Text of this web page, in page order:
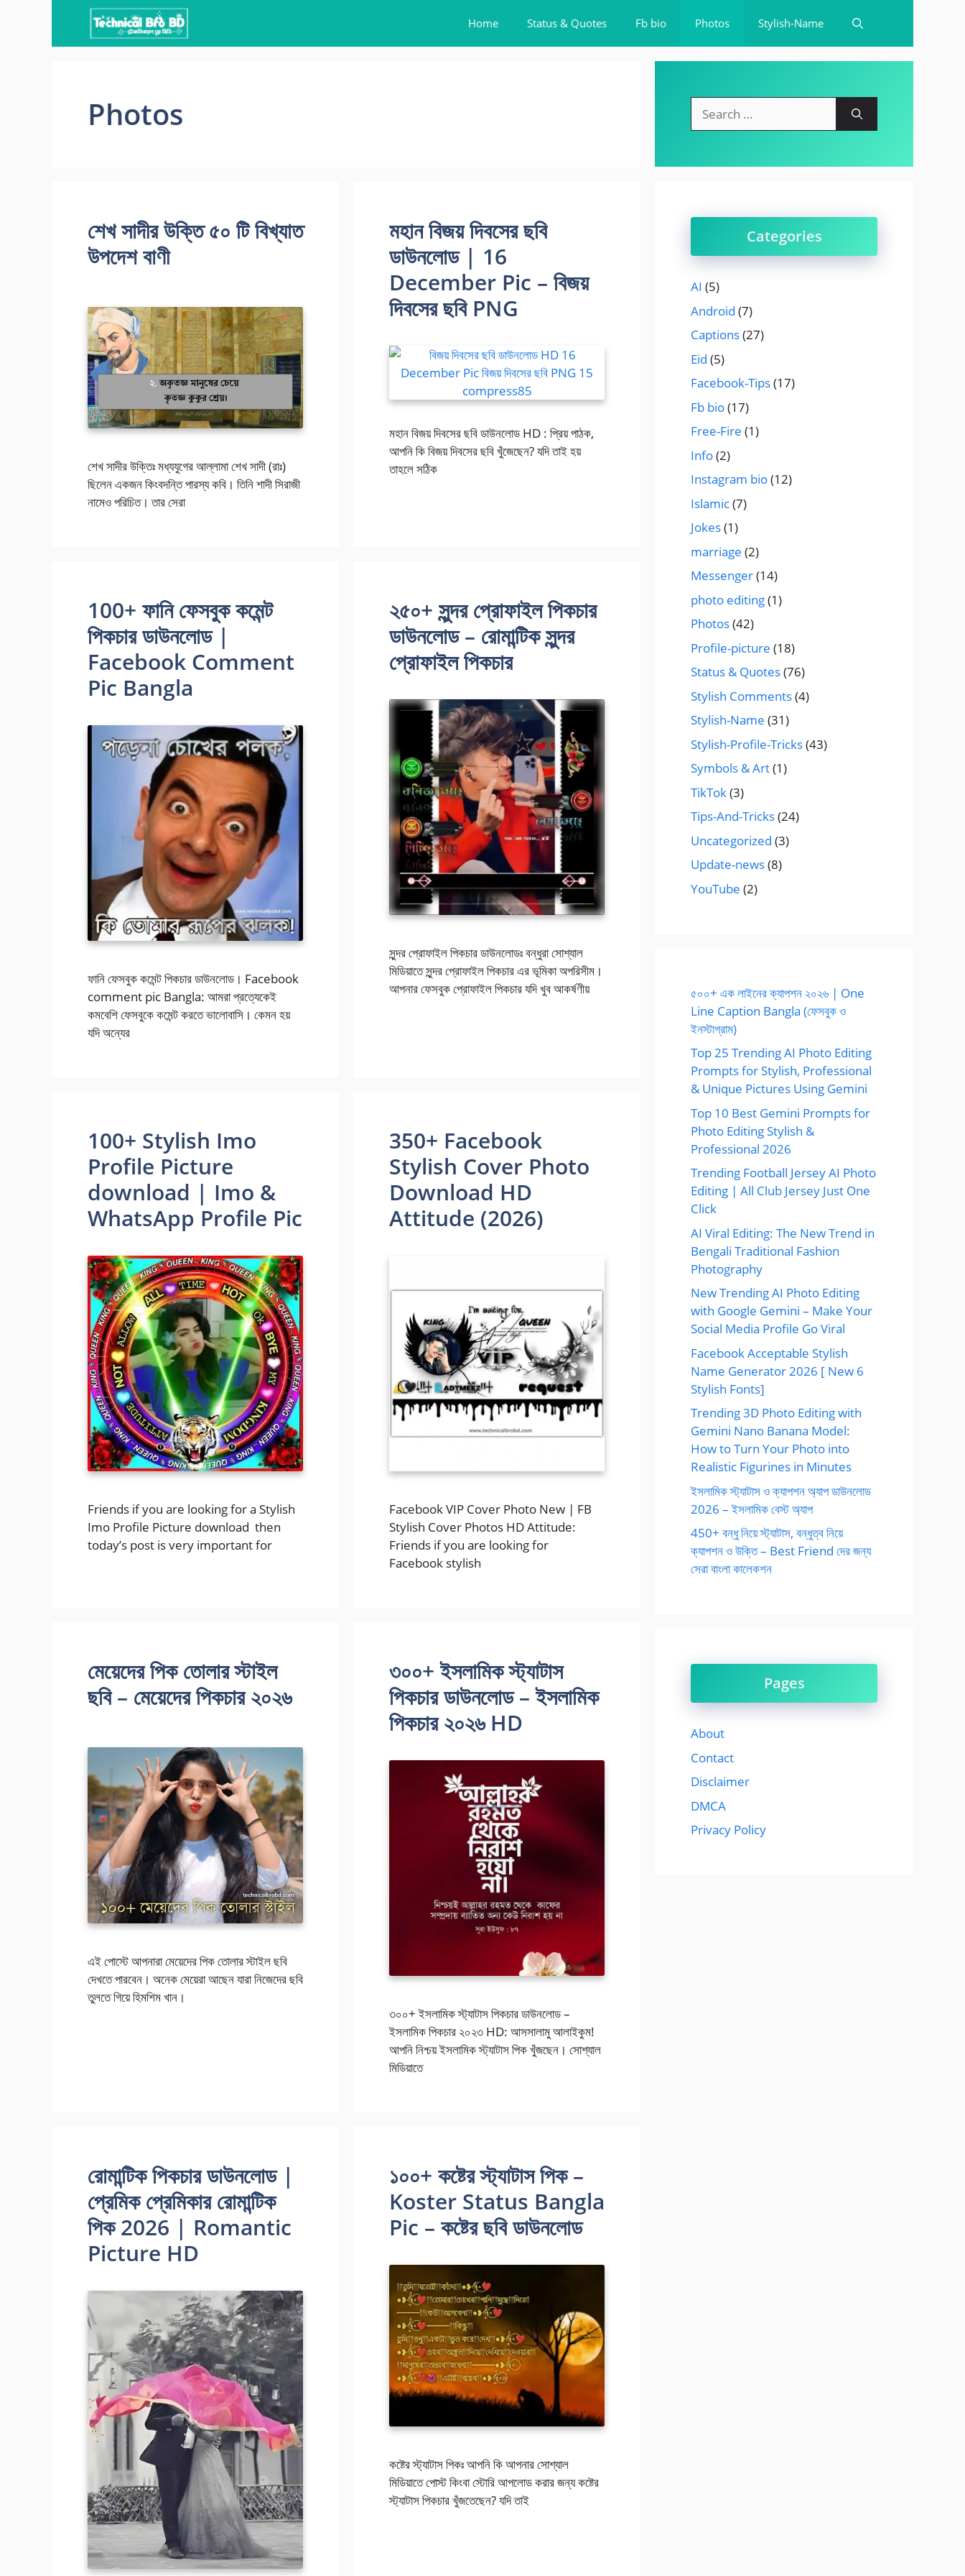
Home Status & Quotes Fb bio Photos Stylish-Name
Photos
শেখ সাদীর উক্তি ৫০ টি বিখ্যাত
উপদেশ বাণী
শেখ সাদীর উক্তিঃ মধ্যযুগের আল্লামা শেখ সাদী (রাঃ)
ছিলেন একজন কিংবদন্তি পারস্য কবি। তিনি শাদী সিরাজী
নামেও পরিচিত। তার সেরা
মহান বিজয় দিবসের ছবি
ডাউনলোড | 16
December Pic – বিজয়
দিবসের ছবি PNG
মহান বিজয় দিবসের ছবি ডাউনলোড HD : প্রিয় পাঠক,
আপনি কি বিজয় দিবসের ছবি খুঁজেছেন? যদি তাই হয়
তাহলে সঠিক
100+ ফানি ফেসবুক কমেন্ট
পিকচার ডাউনলোড |
Facebook Comment
Pic Bangla
ফানি ফেসবুক কমেন্ট পিকচার ডাউনলোড।‌‌ Facebook
comment pic Bangla: আমরা প্রত্যেকেই
কমবেশি ফেসবুকে কমেন্ট করতে ভালোবাসি। কেমন হয়
যদি অন্যের
২৫০+ সুন্দর প্রোফাইল পিকচার
ডাউনলোড – রোমান্টিক সুন্দর
প্রোফাইল পিকচার
সুন্দর প্রোফাইল পিকচার ডাউনলোডঃ বন্ধুরা সোশ্যাল
মিডিয়াতে সুন্দর প্রোফাইল পিকচার এর ভূমিকা অপরিসীম।
আপনার ফেসবুক প্রোফাইল পিকচার যদি খুব আকর্ষণীয়
100+ Stylish Imo
Profile Picture
download | Imo &
WhatsApp Profile Pic
Friends if you are looking for a Stylish
Imo Profile Picture download ‍ then
today’s post is very important for
350+ Facebook
Stylish Cover Photo
Download HD
Attitude (2026)
Facebook VIP Cover Photo New | FB
Stylish Cover Photos HD Attitude:
Friends if you are looking for
Facebook stylish
মেয়েদের পিক তোলার স্টাইল
ছবি – মেয়েদের পিকচার ২০২৬
এই পোস্টে আপনারা মেয়েদের পিক তোলার স্টাইল ছবি
দেখতে পারবেন। অনেক মেয়েরা আছেন যারা নিজেদের ছবি
তুলতে গিয়ে হিমশিম খান।
৩০০+ ইসলামিক স্ট্যাটাস
পিকচার ডাউনলোড – ইসলামিক
পিকচার ২০২৬ HD
৩০০+ ইসলামিক স্ট্যাটাস পিকচার ডাউনলোড –
ইসলামিক পিকচার ২০২৩ HD: আসসালামু আলাইকুম!
আপনি নিশ্চয় ইসলামিক স্ট্যাটাস পিক খুঁজছেন। সোশ্যাল
মিডিয়াতে
রোমান্টিক পিকচার ডাউনলোড |
প্রেমিক প্রেমিকার রোমান্টিক
পিক 2026 | Romantic
Picture HD
১০০+ কষ্টের স্ট্যাটাস পিক –
Koster Status Bangla
Pic – কষ্টের ছবি ডাউনলোড
কষ্টের স্ট্যাটাস পিকঃ আপনি কি আপনার সোশ্যাল
মিডিয়াতে পোস্ট কিংবা স্টোরি আপলোড করার জন্য কষ্টের
স্ট্যাটাস পিকচার খুঁজতেছেন? যদি তাই
for:
Categories
AI (5)
Android (7)
Captions(27)
Eid (5)
Facebook-Tips(17)
Fb bio(17)
Free-Fire (1)
Info(2)
Instagram bio(12)
Islamic(7)
Jokes(1)
marriage (2)
Messenger(14)
photo editing(1)
Photos(42)
Profile-picture (18)
Status & Quotes(76)
Stylish Comments(4)
Stylish-Name (31)
Stylish-Profile-Tricks(43)
Symbols & Art(1)
TikTok(3)
Tips-And-Tricks(24)
Uncategorized (3)
Update-news(8)
YouTube (2)
৫০০+ এক লাইনের ক্যাপশন ২০২৬ | One
Line Caption Bangla (ফেসবুক ও
ইনস্টাগ্রাম)
Top 25 Trending AI Photo Editing
Prompts for Stylish, Professional
& Unique Pictures Using Gemini
Top 10 Best Gemini Prompts for
Photo Editing Stylish &
Professional 2026
Trending Football Jersey AI Photo
Editing | All Club Jersey Just One
Click
AI Viral Editing: The New Trend in
Bengali Traditional Fashion
Photography
New Trending AI Photo Editing
with Google Gemini – Make Your
Social Media Profile Go Viral
Facebook Acceptable Stylish
Name Generator 2026 [ New 6
Stylish Fonts]
Trending 3D Photo Editing with
Gemini Nano Banana Model:
How to Turn Your Photo into
Realistic Figurines in Minutes
ইসলামিক স্ট্যাটাস ও ক্যাপশন অ্যাপ ডাউনলোড
2026 – ইসলামিক বেস্ট অ্যাপ
450+ বন্ধু নিয়ে স্ট্যাটাস, বন্ধুত্ব নিয়ে
ক্যাপশন ও উক্তি – Best Friend দের জন্য
সেরা বাংলা কালেকশন
Pages
About
Contact
Disclaimer
DMCA
Privacy Policy